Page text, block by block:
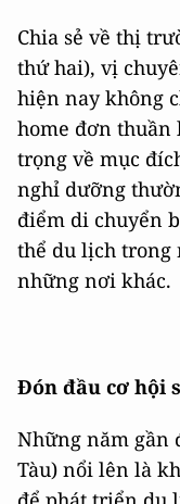
Chia sẻ về thị
thứ hai), vị
hiện nay không
home đơn thuần
trọng về mục
nghỉ dưỡng
điểm di chuyển
thể du lịch trong
những nơi khác.
Đón đầu cơ hội
Những năm gần
Tàu) nổi lên là